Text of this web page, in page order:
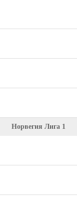
Норвегия Лига 1